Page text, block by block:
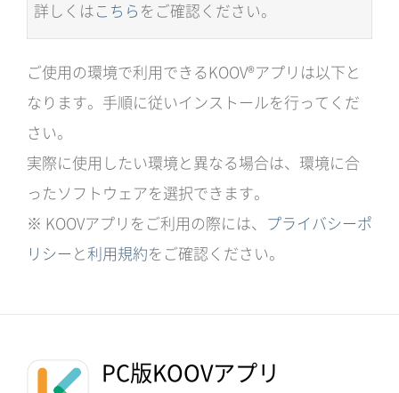
詳しくは こちら をご確認ください。
ご使用の環境で利用できるKOOV®アプリは以下と
なります。手順に従いインストールを行ってくだ
さい。
実際に使用したい環境と異なる場合は、環境に合
ったソフトウェアを選択できます。
※ KOOVアプリをご利用の際には、
プライバシーポ
リシー と 利用規約をご確認ください。
PC版KOOVアプリ